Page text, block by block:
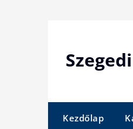
Kezdőlap